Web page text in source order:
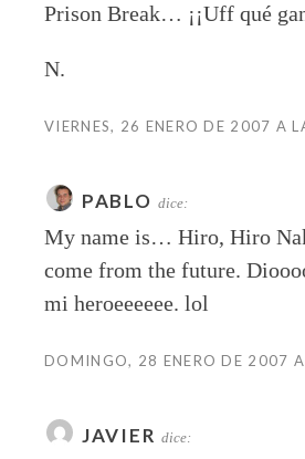
Prison Break… ¡¡Uff qué
N.
VIERNES, 26 ENERO DE 2007 A
PABLO dice:
My name is… Hiro, Hiro
come from the future.
mi heroeeeeee. lol
DOMINGO, 28 ENERO DE 2007
JAVIER dice: